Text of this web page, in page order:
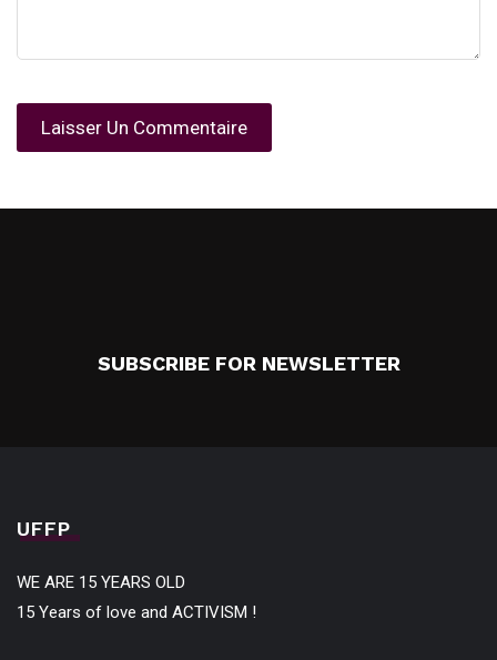
SUBSCRIBE FOR NEWSLETTER
UFFP
WE ARE 15 YEARS OLD
15 Years of love and ACTIVISM !